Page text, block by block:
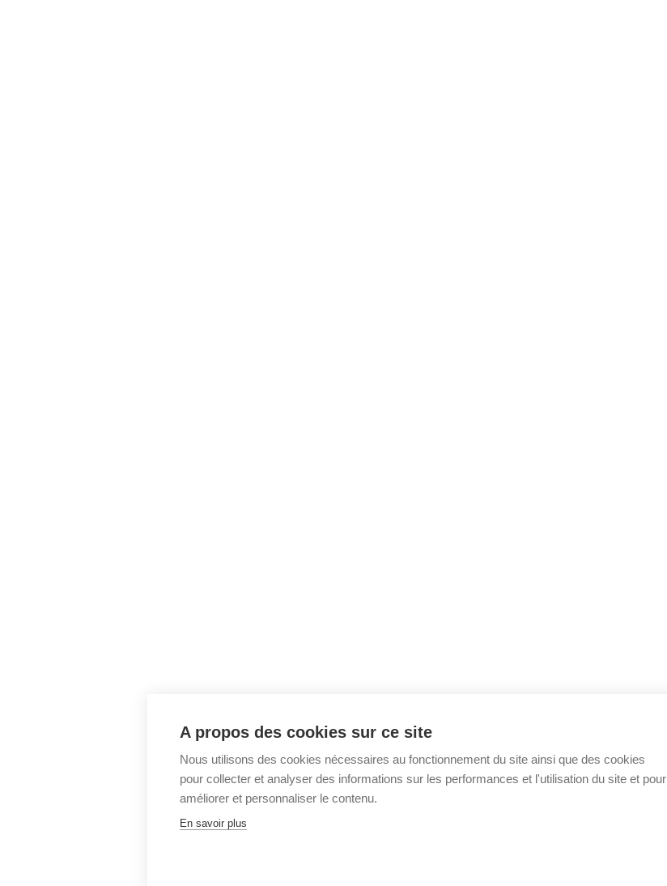
A propos des cookies sur ce site
Nous utilisons des cookies nécessaires au fonctionnement du site ainsi que des cookies
pour collecter et analyser des informations sur les performances et l'utilisation du site et pour
améliorer et personnaliser le contenu.
En savoir plus